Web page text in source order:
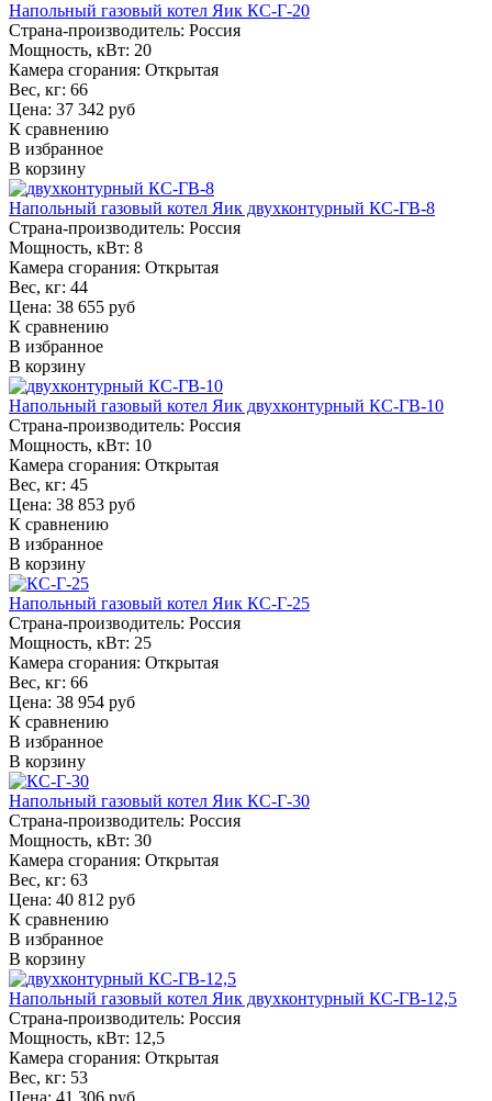
Напольный газовый котел Яик КС-Г-20
Страна-производитель: Россия
Мощность, кВт: 20
Камера сгорания: Открытая
Вес, кг: 66
Цена: 37 342 руб
К сравнению
В избранное
В корзину
Напольный газовый котел Яик двухконтурный КС-ГВ-8
Страна-производитель: Россия
Мощность, кВт: 8
Камера сгорания: Открытая
Вес, кг: 44
Цена: 38 655 руб
К сравнению
В избранное
В корзину
Напольный газовый котел Яик двухконтурный КС-ГВ-10
Страна-производитель: Россия
Мощность, кВт: 10
Камера сгорания: Открытая
Вес, кг: 45
Цена: 38 853 руб
К сравнению
В избранное
В корзину
Напольный газовый котел Яик КС-Г-25
Страна-производитель: Россия
Мощность, кВт: 25
Камера сгорания: Открытая
Вес, кг: 66
Цена: 38 954 руб
К сравнению
В избранное
В корзину
Напольный газовый котел Яик КС-Г-30
Страна-производитель: Россия
Мощность, кВт: 30
Камера сгорания: Открытая
Вес, кг: 63
Цена: 40 812 руб
К сравнению
В избранное
В корзину
Напольный газовый котел Яик двухконтурный КС-ГВ-12,5
Страна-производитель: Россия
Мощность, кВт: 12,5
Камера сгорания: Открытая
Вес, кг: 53